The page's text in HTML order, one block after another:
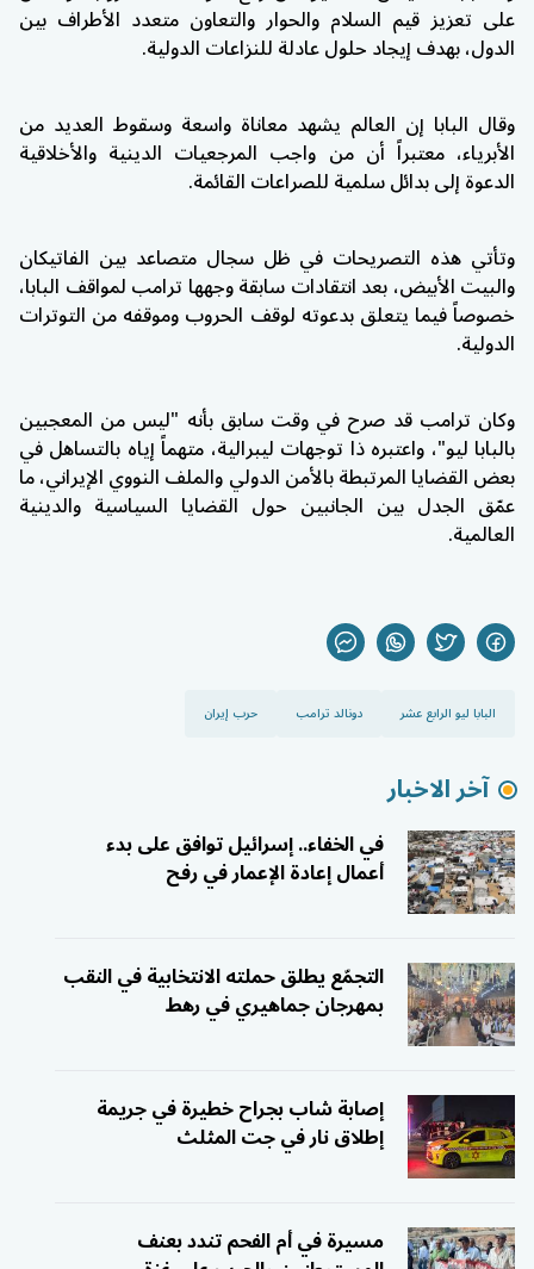
على تعزيز قيم السلام والحوار والتعاون متعدد الأطراف بين
الدول، بهدف إيجاد حلول عادلة للنزاعات الدولية.
وقال البابا إن العالم يشهد معاناة واسعة وسقوط العديد من
الأبرياء، معتبراً أن من واجب المرجعيات الدينية والأخلاقية
الدعوة إلى بدائل سلمية للصراعات القائمة.
وتأتي هذه التصريحات في ظل سجال متصاعد بين الفاتيكان
والبيت الأبيض، بعد انتقادات سابقة وجهها ترامب لمواقف البابا،
خصوصاً فيما يتعلق بدعوته لوقف الحروب وموقفه من التوترات
الدولية.
وكان ترامب قد صرح في وقت سابق بأنه "ليس من المعجبين
بالبابا ليو"، واعتبره ذا توجهات ليبرالية، متهماً إياه بالتساهل في
بعض القضايا المرتبطة بالأمن الدولي والملف النووي الإيراني، ما
عمّق الجدل بين الجانبين حول القضايا السياسية والدينية
العالمية.
البابا ليو الرابع عشر دونالد ترامب حرب إيران
آخر الاخبار
في الخفاء.. إسرائيل توافق على بدء
أعمال إعادة الإعمار في رفح
التجمّع يطلق حملته الانتخابية في النقب
بمهرجان جماهيري في رهط
إصابة شاب بجراح خطيرة في جريمة
إطلاق نار في جت المثلث
مسيرة في أم الفحم تندد بعنف